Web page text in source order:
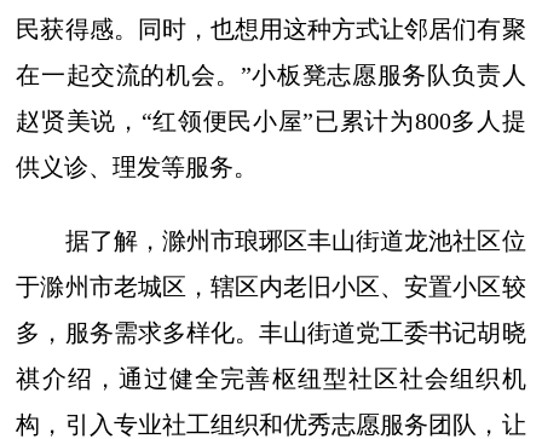
民获得感。同时，也想用这种方式让邻居们有聚
在一起交流的机会。”小板凳志愿服务队负责人
赵贤美说，“红领便民小屋”已累计为800多人提
供义诊、理发等服务。
据了解，滁州市琅琊区丰山街道龙池社区位
于滁州市老城区，辖区内老旧小区、安置小区较
多，服务需求多样化。丰山街道党工委书记胡晓
祺介绍，通过健全完善枢纽型社区社会组织机
构，引入专业社工组织和优秀志愿服务团队，让